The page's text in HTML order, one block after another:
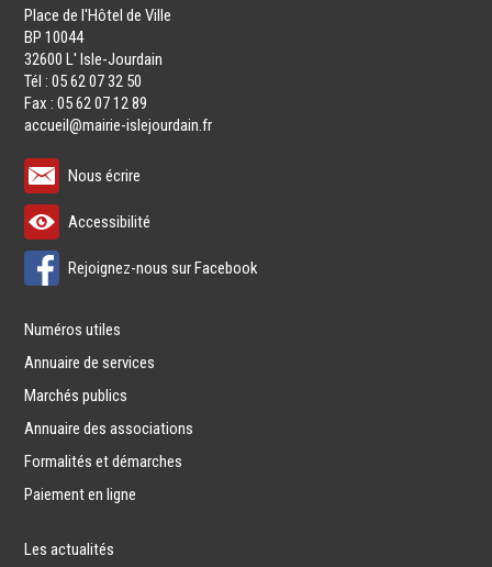
Place de l'Hôtel de Ville
BP 10044
32600 L' Isle-Jourdain
Tél : 05 62 07 32 50
Fax : 05 62 07 12 89
accueil@mairie-islejourdain.fr
Nous écrire
Accessibilité
Rejoignez-nous sur Facebook
Numéros utiles
Annuaire de services
Marchés publics
Annuaire des associations
Formalités et démarches
Paiement en ligne
Les actualités